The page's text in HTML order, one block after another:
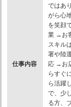
仕事内容
ではあ
がら心
を笑顔
業 →お
スキル
署や陸
応 →お
らすぐ
ら活躍
で、少
る方、